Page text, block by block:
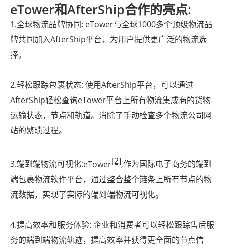
eTower和AfterShip合作的亮点:
1.全球物流品牌协同: eTower与全球1000多个顶级物流品
牌共同加入AfterShip平台，为用户提供更广泛的物流选
择。
2.轻松跟踪包裹状态: 使用AfterShip平台，可以通过
AfterShip轻松查询eTower平台上所有物流集成商的货物
运输状态，节点和轨道。消除了手动检查多个物流公司网
站的繁琐过程。
3.端到端物流可视化:eTower[2],作为国际电子商务的端到
端包裹物流软件平台，通过整合整个链条上所有节点的物
流数据，实现了实际的端到端物流可视化。
4.提高效率和服务体验: 企业和消费者可以轻松跟踪售后服
务的端到端物流轨迹，提高效率并获得更全面的节点信